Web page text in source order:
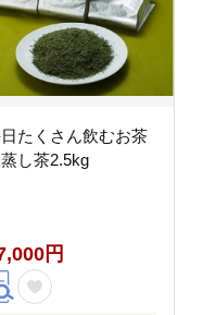
たくさん飲むお茶
し茶2.5kg
円